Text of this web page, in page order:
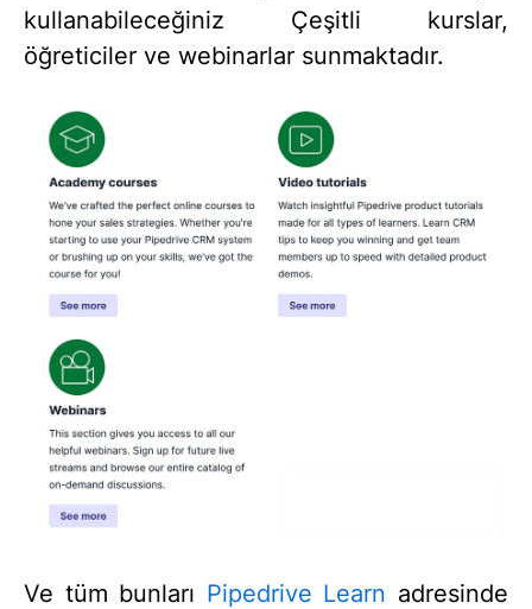
kullanabileceğiniz Çeşitli kurslar,
öğreticiler ve webinarlar sunmaktadır.
Ve tüm bunları Pipedrive Learn adresinde